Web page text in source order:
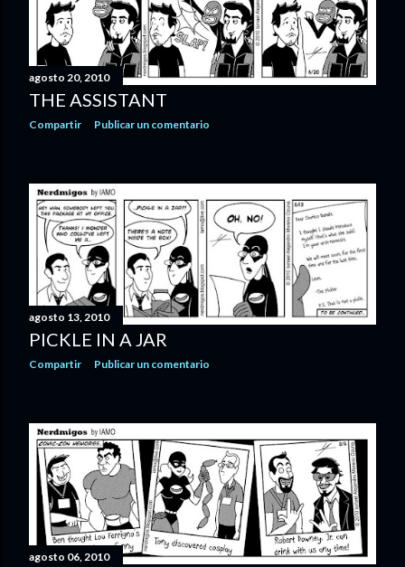
agosto 20, 2010
THE ASSISTANT
Compartir Publicar un comentario
agosto 13, 2010
PICKLE IN A JAR
Compartir Publicar un comentario
agosto 06, 2010